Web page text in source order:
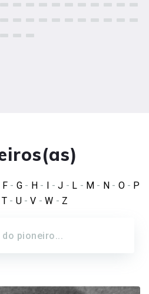
F - G - H - -J - L - M - N - O- P
T- U-V -W - Z